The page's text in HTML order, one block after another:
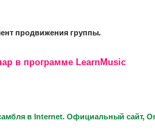
продвижения группы.
в программе LearnMusic
в Internet. Официальный сайт,